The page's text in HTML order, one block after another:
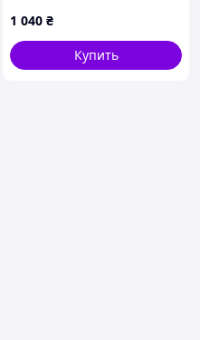
1 040 ₴
Купить